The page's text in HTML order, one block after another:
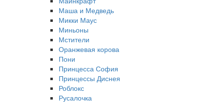
Маша и Медведь
Микки Маус
Миньоны
Мстители
Оранжевая корова
Пони
Принцесса София
Принцессы Диснея
Роблокс
Русалочка